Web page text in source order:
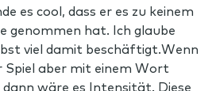
es cool, dass er es zu keinem
genommen hat. Ich glaube
viel damit beschäftigt.Wenn
Spiel aber mit einem Wort
wäre es Intensität. Diese